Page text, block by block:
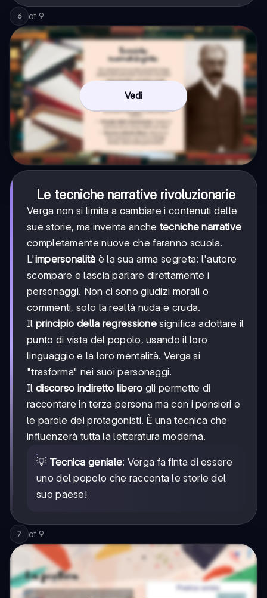
6 of 9
Vedi
Le tecniche narrative rivoluzionarie
Verga non si limita a cambiare i contenuti delle
sue storie, ma inventa anche tecniche narrative
completamente nuove che faranno scuola.
L'impersonalità è la sua arma segreta: l'autore
scompare e lascia parlare direttamente i
personaggi. Non ci sono giudizi morali o
commenti, solo la realtà nuda e cruda.
Il principio della regressione significa adottare il
punto di vista del popolo, usando il loro
linguaggio e la loro mentalità. Verga si
"trasforma" nei suoi personaggi.
Il discorso indiretto libero gli permette di
raccontare in terza persona ma con i pensieri e
le parole dei protagonisti. È una tecnica che
influenzerà tutta la letteratura moderna.
💡 Tecnica geniale: Verga fa finta di essere
uno del popolo che racconta le storie del
suo paese!
7 of 9